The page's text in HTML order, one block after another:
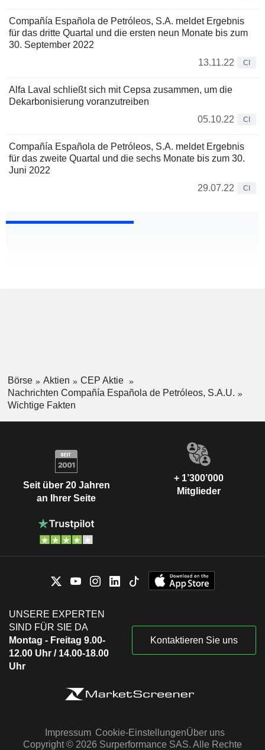
Compañía Española de Petróleos, S.A. meldet Ergebnis
für das dritte Quartal und die ersten neun Monate bis zum
30. September 2022
13.11.22
CI
Alfa Laval schließt sich mit Cepsa zusammen, um die
Dekarbonisierung voranzutreiben
05.10.22
CI
Compañía Española de Petróleos, S.A. meldet Ergebnis
für das zweite Quartal und die sechs Monate bis zum 30.
Juni 2022
29.07.22
CI
Börse Aktien
CEP Aktie
Nachrichten Compañía Española de Petróleos, S.A.U.
Wichtige Fakten
Seit über 20 Jahren
an Ihrer Seite
+ 1’300’000
Mitglieder
UNSERE EXPERTEN
SIND FÜR SIE DA
Montag - Freitag 9.00-
12.00 Uhr / 14.00-18.00
Uhr
Kontaktieren Sie uns
Impressum Cookie-EinstellungenÜber uns
Copyright © 2026 Surperformance SAS. Alle Rechte